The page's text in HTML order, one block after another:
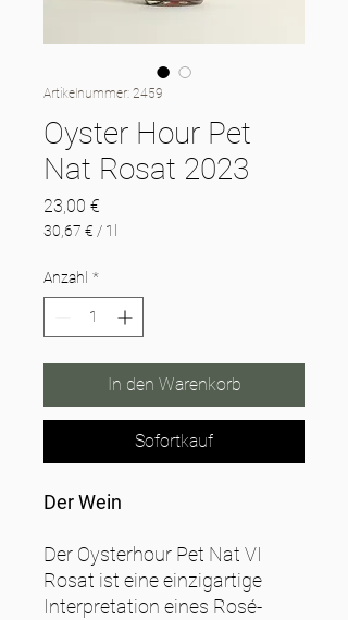
Artikelnummer: 2459
Oyster Hour Pet
Nat Rosat 2023
23,00 €
30,67 € / 1l
pro
1
Anzahl *
In den Warenkorb
Sofortkauf
Der Wein
Der Oysterhour Pet Nat VI
Rosat ist eine einzigartige
Interpretation eines Rosé-